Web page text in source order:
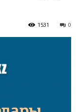
0
1531